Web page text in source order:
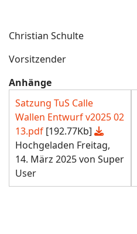
Christian Schulte
Vorsitzender
Anhänge
Satzung TuS Calle
Wallen Entwurf v2025 02
13.pdf [192.77Kb]
Hochgeladen Freitag,
14. März 2025 von Super
User